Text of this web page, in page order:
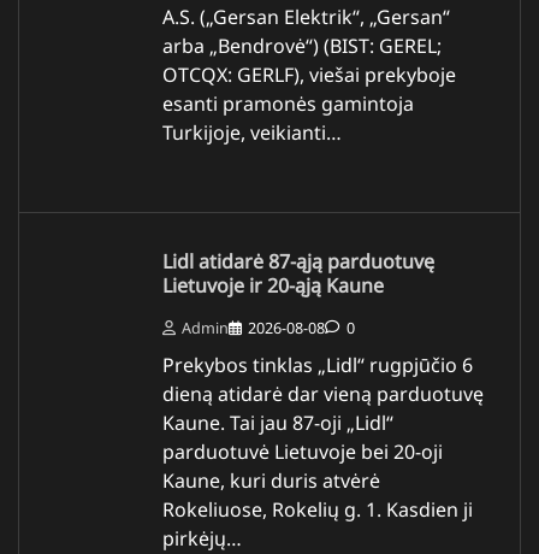
A.S. („Gersan Elektrik“, „Gersan“
arba „Bendrovė“) (BIST: GEREL;
OTCQX: GERLF), viešai prekyboje
esanti pramonės gamintoja
Turkijoje, veikianti…
Lidl atidarė 87-ąją parduotuvę
Lietuvoje ir 20-ąją Kaune
Admin 2026-08-08 0
Prekybos tinklas „Lidl“ rugpjūčio 6
dieną atidarė dar vieną parduotuvę
Kaune. Tai jau 87-oji „Lidl“
parduotuvė Lietuvoje bei 20-oji
Kaune, kuri duris atvėrė
Rokeliuose, Rokelių g. 1. Kasdien ji
pirkėjų…